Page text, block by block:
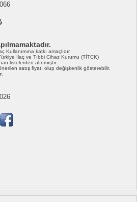
Kullanımına katkı amaçlıdır.
İlaç ve Tıbbi Cihaz Kurumu (TİTCK)
listelerden alınmıştır.
satış fiyatı olup değişkenlik gösterebilir.